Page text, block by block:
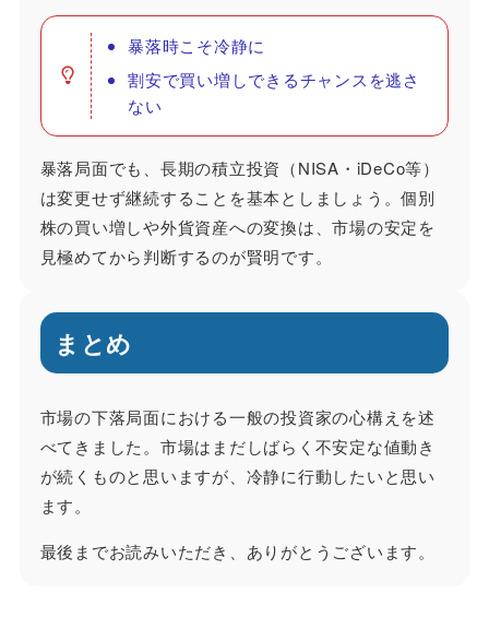
暴落時こそ冷静に
割安で買い増しできるチャンスを逃さ
ない
暴落局面でも、長期の積立投資（NISA・iDeCo等）
は変更せず継続することを基本としましょう。個別
株の買い増しや外貨資産への変換は、市場の安定を
見極めてから判断するのが賢明です。
まとめ
市場の下落局面における一般の投資家の心構えを述
べてきました。市場はまだしばらく不安定な値動き
が続くものと思いますが、冷静に行動したいと思い
ます。
最後までお読みいただき、ありがとうございます。